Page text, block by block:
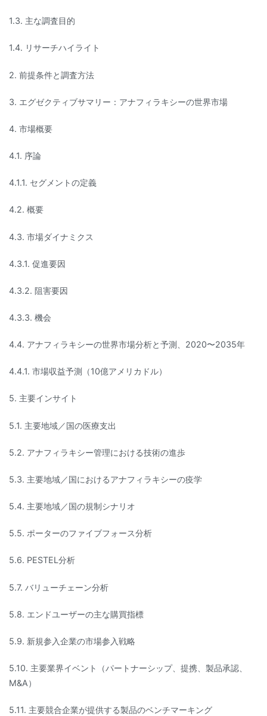
1.3. 主な調査目的
1.4. リサーチハイライト
2. 前提条件と調査方法
3. エグゼクティブサマリー：アナフィラキシーの世界市場
4. 市場概要
4.1. 序論
4.1.1. セグメントの定義
4.2. 概要
4.3. 市場ダイナミクス
4.3.1. 促進要因
4.3.2. 阻害要因
4.3.3. 機会
4.4. アナフィラキシーの世界市場分析と予測、2020〜2035年
4.4.1. 市場収益予測（10億アメリカドル）
5. 主要インサイト
5.1. 主要地域／国の医療支出
5.2. アナフィラキシー管理における技術の進歩
5.3. 主要地域／国におけるアナフィラキシーの疫学
5.4. 主要地域／国の規制シナリオ
5.5. ポーターのファイブフォース分析
5.6. PESTEL分析
5.7. バリューチェーン分析
5.8. エンドユーザーの主な購買指標
5.9. 新規参入企業の市場参入戦略
5.10. 主要業界イベント（パートナーシップ、提携、製品承認、
M&A）
5.11. 主要競合企業が提供する製品のベンチマーキング